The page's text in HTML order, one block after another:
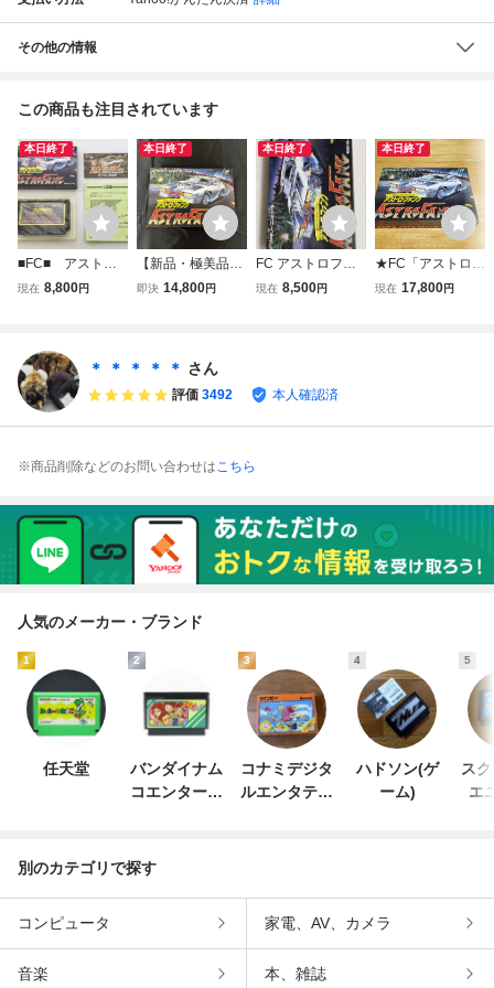
その他の情報
この商品も注目されています
本日終了
■FC■ アスト
ロ・ファング /
現在 8,800円
本日終了
【新品・極美品】
アストロファン
ンピューター レ
物
即決 14,800円
本日終了
FC アストロファ
ング ファミコン
現在 8,500円
本日終了
★FC「アストロフ
ァング(ASTRO FA
現在 17,800円
＊ ＊ ＊ ＊ ＊ さん
評価 3492 本人確認済
※商品削除などのお問い合わせはこちら
人気のメーカー・ブランド
1
任天堂
2
バンダイナム
コエンターテ
3
コナミデジタ
ルエンタテイ
4
ハドソン(ゲ
ーム)
5
ス
エ
別のカテゴリで探す
コンピュータ 家電、AV、カメラ
音楽 本、雑誌